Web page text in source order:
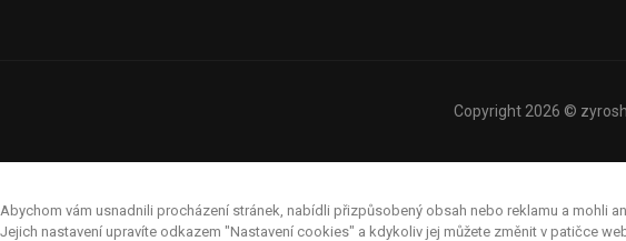
Copyright 2026 ©
Abychom vám usnadnili procházení stránek, nabídli přizpůsobený obsah nebo reklamu a mohli
Jejich nastavení upravíte odkazem "Nastavení cookies" a kdykoliv jej můžete změnit v patičce